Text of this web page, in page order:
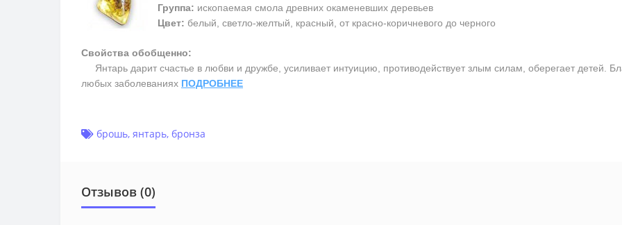
Группа: ископаемая смола древних окаменевших деревьев
Цвет: белый, светло-желтый, красный, от красно-коричневого до черного
Свойства обобщенно:
Янтарь дарит счастье в любви и дружбе, усиливает интуицию, противодействует злым силам, оберегает детей.
любых заболеваниях ПОДРОБНЕЕ
брошь, янтарь, бронза
Отзывов (0)